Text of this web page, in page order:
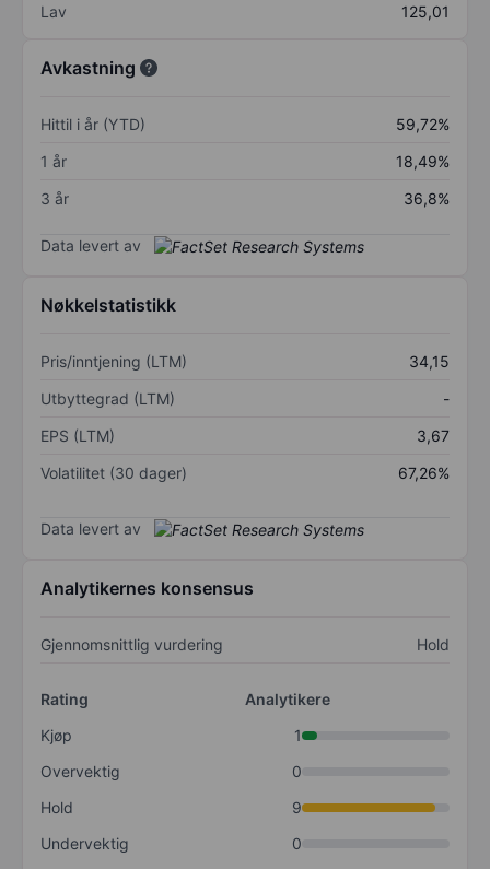
Lav
125,01
Avkastning
Hittil i år (YTD)
59,72%
1 år
18,49%
3 år
36,8%
Data levert av
Nøkkelstatistikk
Pris/inntjening (LTM)
34,15
Utbyttegrad (LTM)
-
EPS (LTM)
3,67
Volatilitet (30 dager)
67,26%
Data levert av
Analytikernes konsensus
Gjennomsnittlig vurdering Hold
Rating
Analytikere
Kjøp
1
Overvektig
0
Hold
9
Undervektig
0